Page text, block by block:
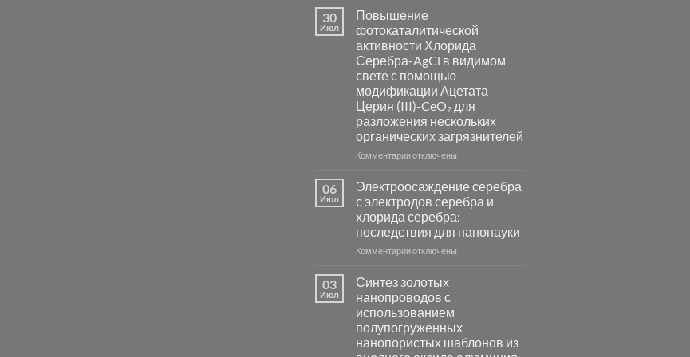
синтез
катализаторов
и
сенсоров
на
основе
металлов
платиновой
группы
30
Июл
Повышение
фотокаталитической
активности Хлорида
Серебра-AgCl в видимом
свете с помощью
модификации Ацетата
Церия (III)-CeO₂ для
разложения нескольких
органических загрязнителей
Комментариик
фотокаталитической
активности
Хлорида
Серебра-
AgCl
свете
с
помощью
модификации
Ацетата
отключены
06
Июл
Электроосаждение серебра
с электродов серебра и
хлорида серебра:
последствия для нанонауки
Комментариик
серебра
с
электродов
серебра
и
отключены
03
Июл
Синтез золотых
нанопроводов с
использованием
полупогружённых
нанопористых шаблонов из